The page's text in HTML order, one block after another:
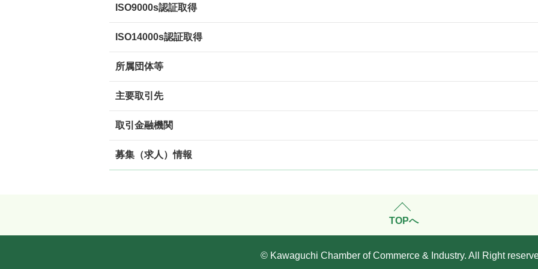
ISO9000s認証取得
ISO14000s認証取得
所属団体等
主要取引先
取引金融機関
募集（求人）情報
TOPへ
© Kawaguchi Chamber of Commerce & Industry. All Right